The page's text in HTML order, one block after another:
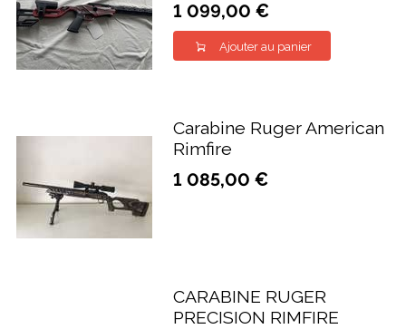
1 099,00 €
Ajouter au panier
Carabine Ruger American
Rimfire
1 085,00 €
CARABINE RUGER
PRECISION RIMFIRE